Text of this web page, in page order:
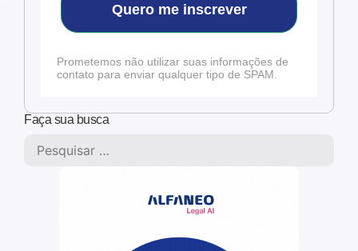
Quero me inscrever
Prometemos não utilizar suas informações de
contato para enviar qualquer tipo de SPAM.
Faça sua busca